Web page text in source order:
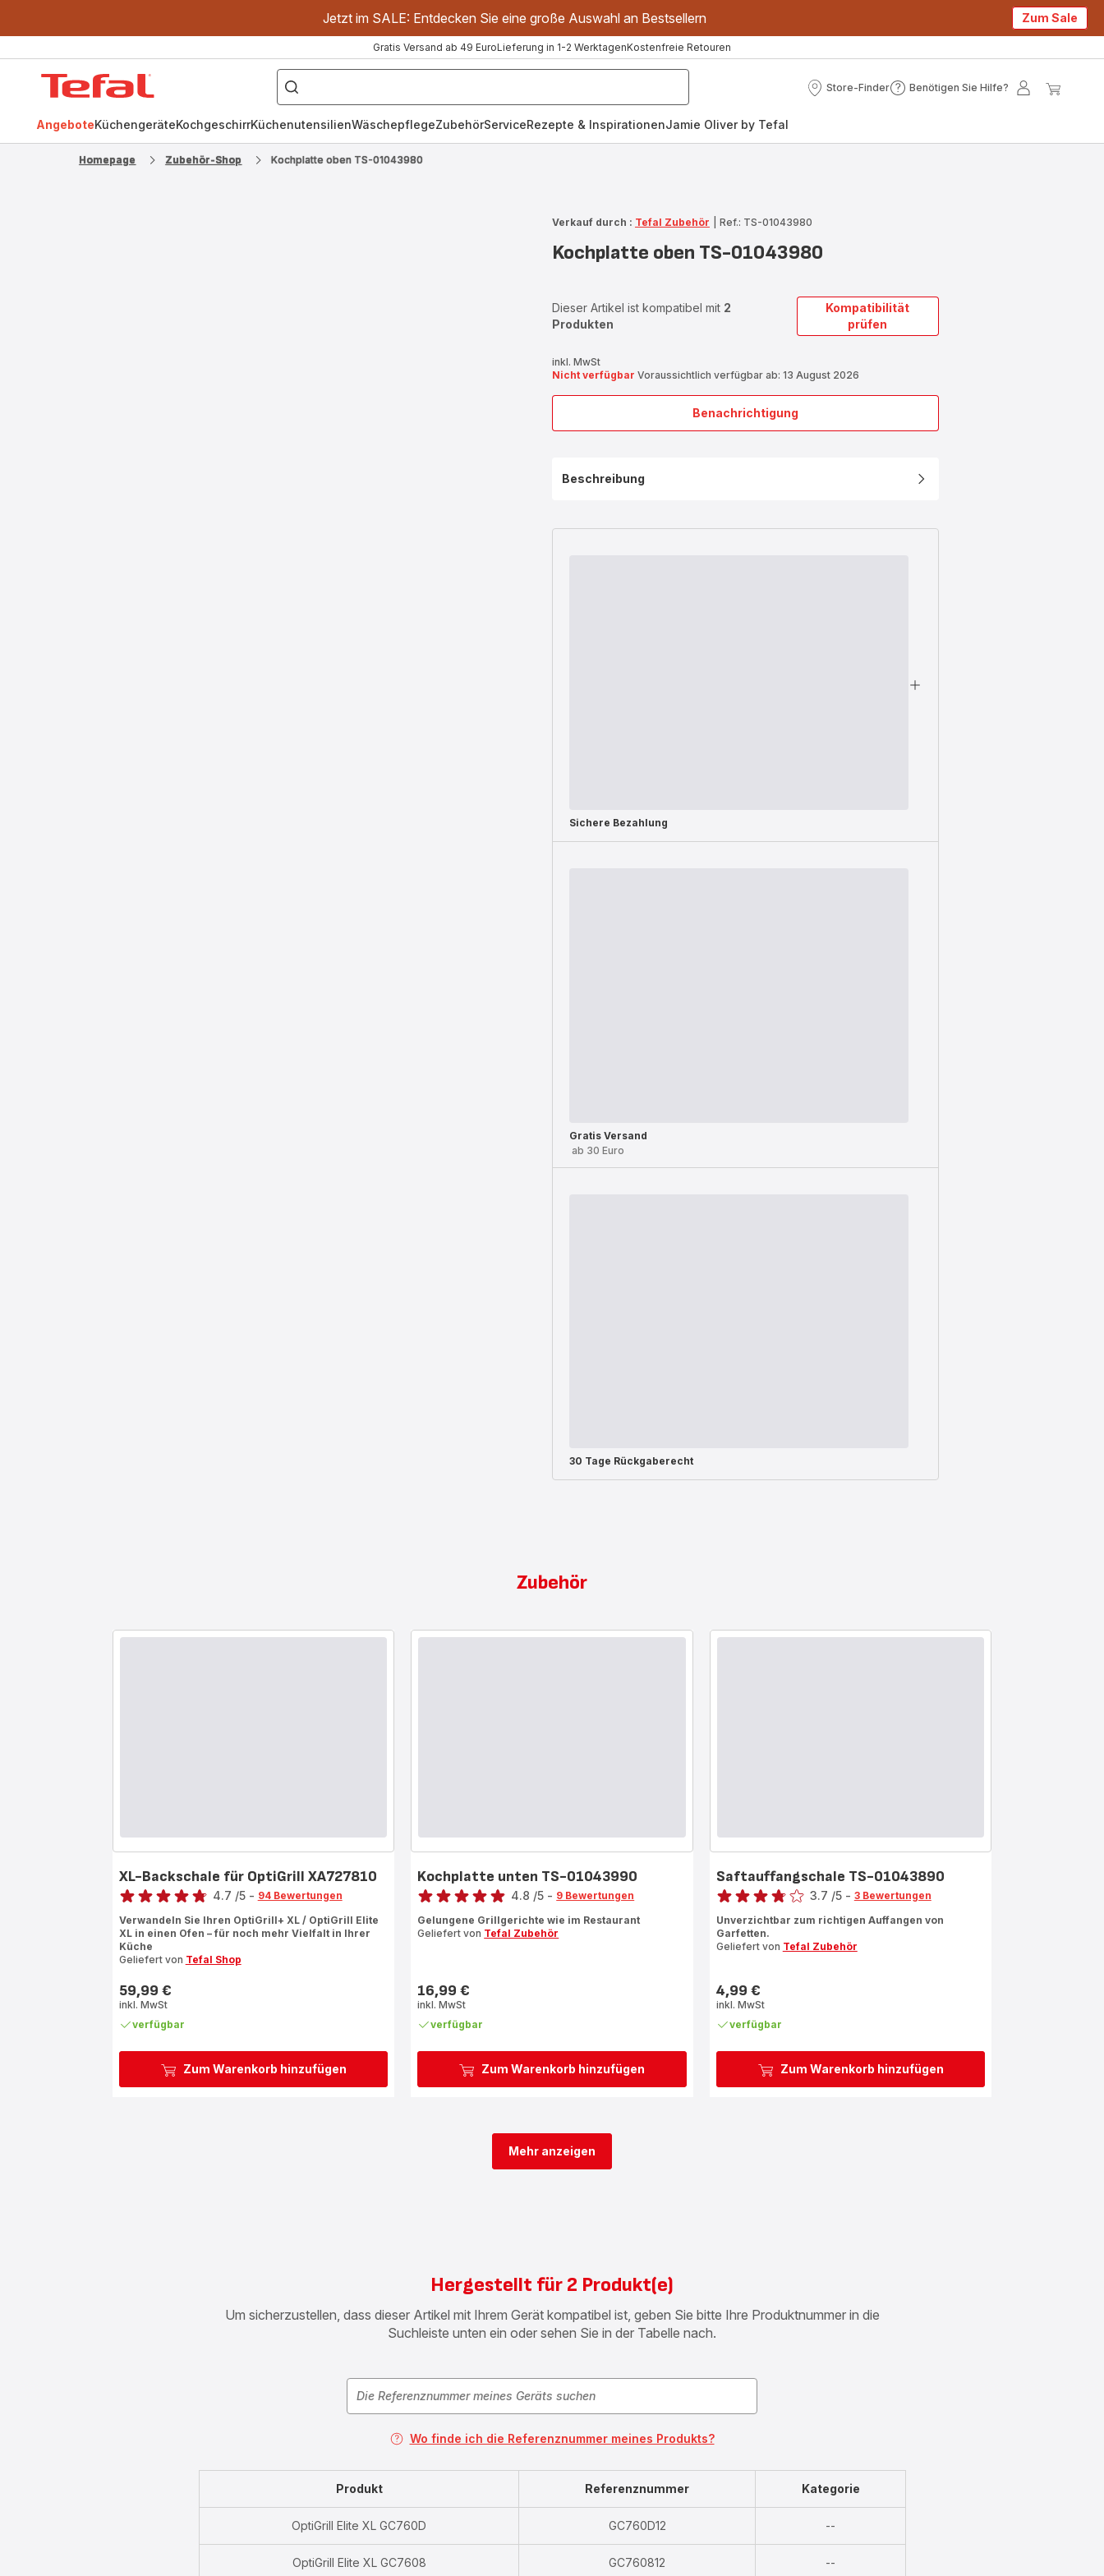
Jetzt im SALE: Entdecken Sie eine große Auswahl an Bestsellern Zum Sale
Gratis Versand ab 49 EuroLieferung in 1-2 WerktagenKostenfreie Retouren
["OptiGrill","Easy
Fry","Pfanne"]
Store-Finder
Store-
Benötigen Sie Hilfe?
Benötigen
Mein
AngeboteKüchengeräteKochgeschirrKüchenutensilienWäschepflegeZubehörServiceRezepte & InspirationenJamie Oliver by Tefal
Homepage Zubehör-Shop Kochplatte oben TS-01043980
Verkauf durch : Tefal Zubehör Ref.: TS-01043980
Kochplatte oben TS-01043980
Dieser Artikel ist kompatibel mit 2
Produkten
Kompatibilität
prüfen
inkl. MwSt
Nicht verfügbar Voraussichtlich verfügbar ab: 13 August 2026
Benachrichtigung
Kochplatte
Beschreibung
Sichere Bezahlung
Gratis Versand
ab 30 Euro
30 Tage Rückgaberecht
Zubehör
Zum Warenkorb hinzufügen
XL-Backschale für OptiGrill XA727810
Bewertung
4.7 /5 - 94 Bewertungen
Verwandeln Sie Ihren OptiGrill+ XL / OptiGrill Elite
XL in einen Ofen – für noch mehr Vielfalt in Ihrer
Küche
Geliefert von Tefal Shop
Preis
59,99 €
inkl. MwSt
verfügbar
Zum Warenkorb hinzufügen
Kochplatte unten TS-01043990
Bewertung
4.8 /5 - 9 Bewertungen
Gelungene Grillgerichte wie im Restaurant
Geliefert von Tefal Zubehör
Preis
16,99 €
inkl. MwSt
verfügbar
Zum Warenkorb hinzufügen
Saftauffangschale TS-01043890
Bewertung
3.7 /5 - 3 Bewertungen
Unverzichtbar zum richtigen Auffangen von
Garfetten.
Geliefert von Tefal Zubehör
Preis
4,99 €
inkl. MwSt
verfügbar
Mehr anzeigen
Hergestellt für 2 Produkt(e)
Um sicherzustellen, dass dieser Artikel mit Ihrem Gerät kompatibel ist, geben Sie bitte Ihre Produktnummer in die
Suchleiste unten ein oder sehen Sie in der Tabelle nach.
Wo finde ich die Referenznummer meines Produkts?
Produkt Referenznummer Kategorie
OptiGrill Elite XL GC760D GC760D12 --
verfügbar
OptiGrill Elite XL GC7608
GC760812 --